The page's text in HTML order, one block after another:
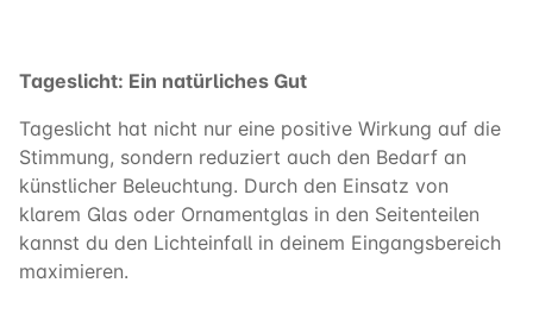
Tageslicht: Ein natürliches Gut
Tageslicht hat nicht nur eine positive Wirkung auf die
Stimmung, sondern reduziert auch den Bedarf an
künstlicher Beleuchtung. Durch den Einsatz von
klarem Glas oder Ornamentglas in den Seitenteilen
kannst du den Lichteinfall in deinem Eingangsbereich
maximieren.